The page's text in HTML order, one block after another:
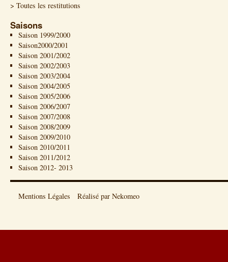
> Toutes les restitutions
Saisons
Saison 1999/2000
Saison2000/2001
Saison 2001/2002
Saison 2002/2003
Saison 2003/2004
Saison 2004/2005
Saison 2005/2006
Saison 2006/2007
Saison 2007/2008
Saison 2008/2009
Saison 2009/2010
Saison 2010/2011
Saison 2011/2012
Saison 2012- 2013
Mentions Légales Réalisé par Nekomeo